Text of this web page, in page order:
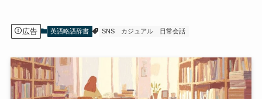
広告 英語略語辞書 SNS カジュアル 日常会話